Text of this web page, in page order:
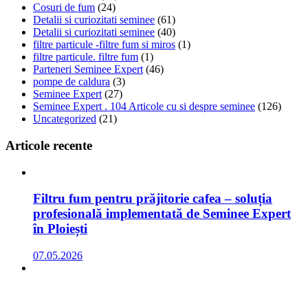
Cosuri de fum (24)
Detalii si curiozitati seminee (61)
Detalii si curiozitati seminee (40)
filtre particule -filtre fum si miros (1)
filtre particule. filtre fum (1)
Parteneri Seminee Expert (46)
pompe de caldura (3)
Seminee Expert (27)
Seminee Expert . 104 Articole cu si despre seminee (126)
Uncategorized (21)
Articole recente
Filtru fum pentru prăjitorie cafea – soluția
profesională implementată de Seminee Expert
în Ploiești
07.05.2026